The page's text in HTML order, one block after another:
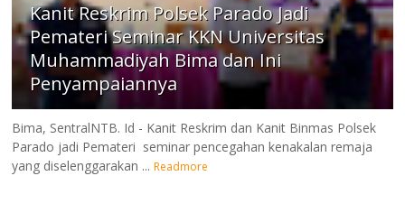
Kanit Reskrim Polsek Parado Jadi
Pemateri Seminar KKN Universitas
Muhammadiyah Bima dan Ini
Penyampaiannya
Bima, SentralNTB. Id - Kanit Reskrim dan Kanit Binmas Polsek
Parado jadi Pemateri seminar pencegahan kenakalan remaja
yang diselenggarakan ... Readmore